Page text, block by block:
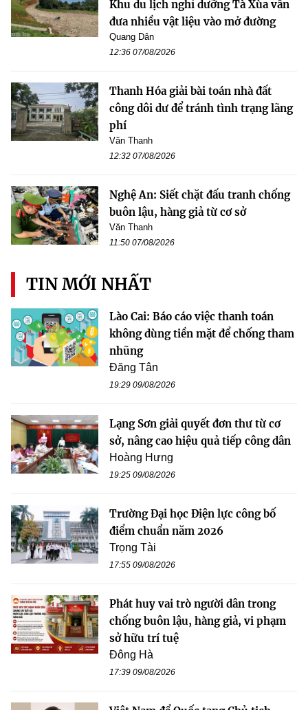
Khu du lịch nghỉ dưỡng Tà Xùa vẫn
đưa nhiều vật liệu vào mở đường
Quang Dân
12:36 07/08/2026
Thanh Hóa giải bài toán nhà đất
công dôi dư để tránh tình trạng lãng
phí
Văn Thanh
12:32 07/08/2026
Nghệ An: Siết chặt đấu tranh chống
buôn lậu, hàng giả từ cơ sở
Văn Thanh
11:50 07/08/2026
TIN MỚI NHẤT
Lào Cai: Báo cáo việc thanh toán
không dùng tiền mặt để chống tham
nhũng
Đăng Tân
19:29 09/08/2026
Lạng Sơn giải quyết đơn thư từ cơ
sở, nâng cao hiệu quả tiếp công dân
Hoàng Hưng
19:25 09/08/2026
Trường Đại học Điện lực công bố
điểm chuẩn năm 2026
Trọng Tài
17:55 09/08/2026
Phát huy vai trò người dân trong
chống buôn lậu, hàng giả, vi phạm
sở hữu trí tuệ
Đông Hà
17:39 09/08/2026